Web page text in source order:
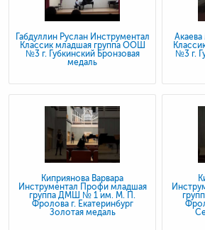
Габдуллин Руслан Инструментал
Классик младшая группа ООШ
№3 г. Губкинский Бронзовая
медаль
№3 г.
Киприянова Варвара
Инструментал Профи младшая
группа ДМШ № 1 им. М. П.
Фролова г. Екатеринбург
Золотая медаль